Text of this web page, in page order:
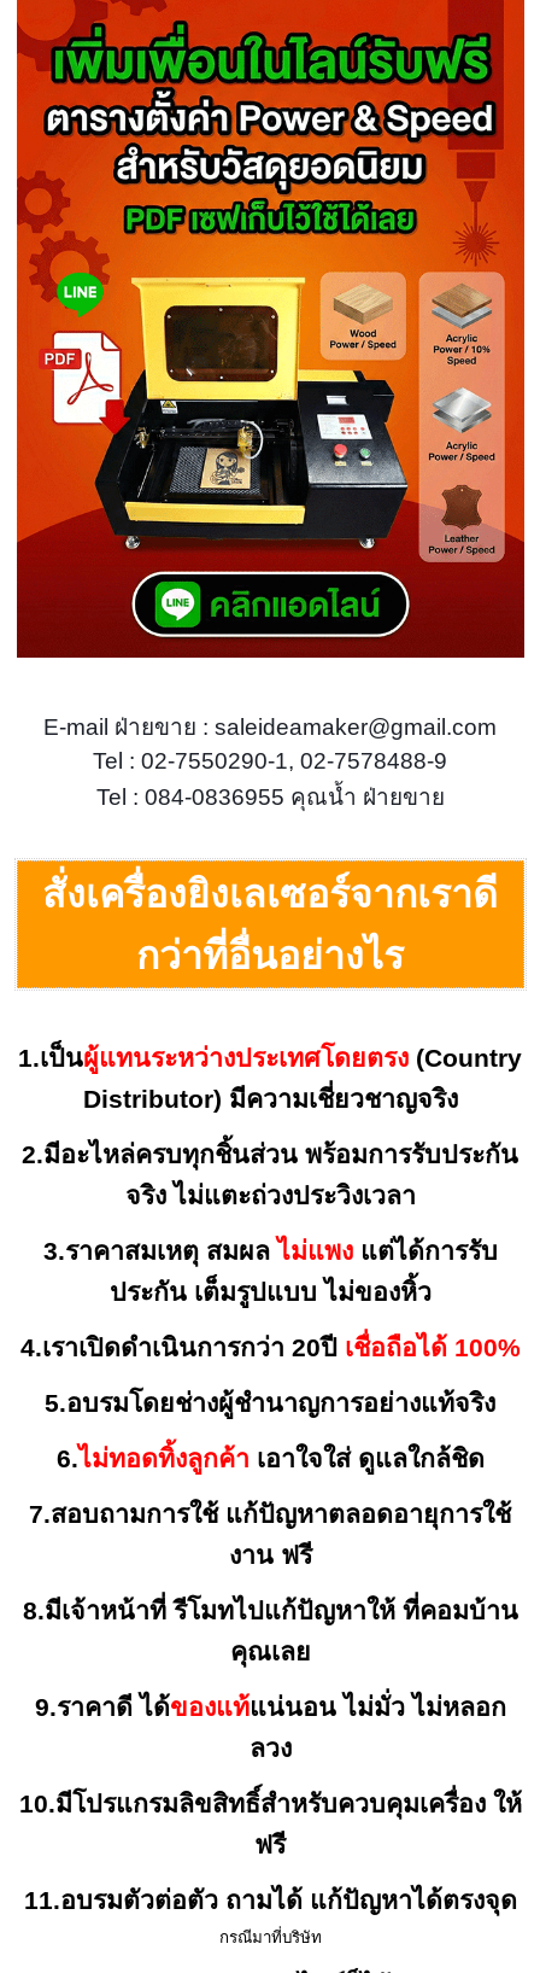
E-mail ฝ่ายขาย : saleideamaker@gmail.com
Tel : 02-7550290-1, 02-7578488-9
Tel : 084-0836955 คุณน้ำ ฝ่ายขาย
สั่งเครื่องยิงเลเซอร์จากเราดี
กว่าที่อื่นอย่างไร
1.เป็นผู้แทนระหว่างประเทศโดยตรง (Country
Distributor) มีความเชี่ยวชาญจริง
2.มีอะไหล่ครบทุกชิ้นส่วน พร้อมการรับประกัน
จริง ไม่แตะถ่วงประวิงเวลา
3.ราคาสมเหตุ สมผล ไม่แพง แต่ได้การรับ
ประกัน เต็มรูปแบบ ไม่ของหิ้ว
4.เราเปิดดำเนินการกว่า 20ปี เชื่อถือได้ 100%
5.อบรมโดยช่างผู้ชำนาญการอย่างแท้จริง
6.ไม่ทอดทิ้งลูกค้า เอาใจใส่ ดูแลใกล้ชิด
7.สอบถามการใช้ แก้ปัญหาตลอดอายุการใช้
งานฟรี
8.มีเจ้าหน้าที่ รีโมทไปแก้ปัญหาให้ ที่คอมบ้าน
คุณเลย
9.ราคาดี ได้ของแท้แน่นอน ไม่มั่ว ไม่หลอก
ลวง
10.มีโปรแกรมลิขสิทธิ์สำหรับควบคุมเครื่อง ให้
ฟรี
11.อบรมตัวต่อตัว ถามได้ แก้ปัญหาได้ตรงจุด
กรณีมาที่บริษัท